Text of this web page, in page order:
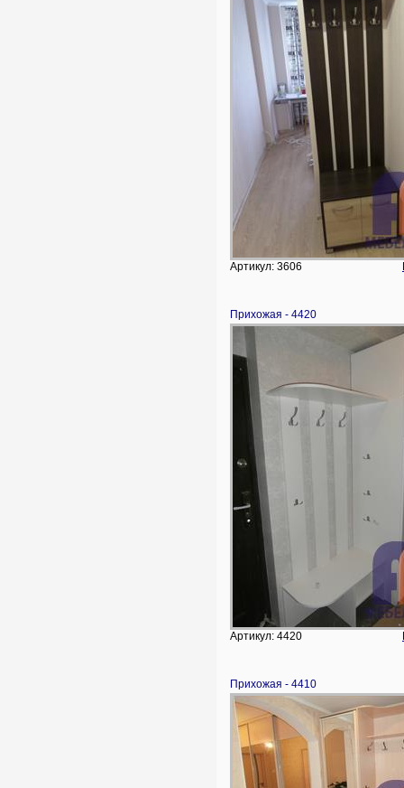
Артикул: 3606
Прихожая - 4420
Артикул: 4420
Прихожая - 4410